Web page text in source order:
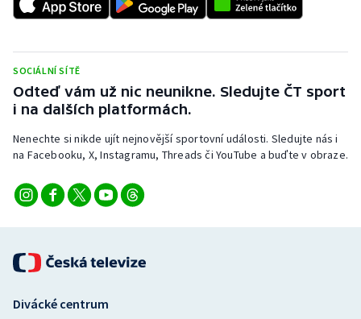
Veslování
Vodní slalom
Volejbal
Ostatní
SOCIÁLNÍ SÍTĚ
Odteď vám už nic neunikne. Sledujte ČT sport
i na dalších platformách.
Nenechte si nikde ujít nejnovější sportovní události. Sledujte nás i
na Facebooku, X, Instagramu, Threads či YouTube a buďte v obraze.
Divácké centrum